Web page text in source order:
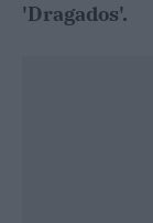
'Dragados'.